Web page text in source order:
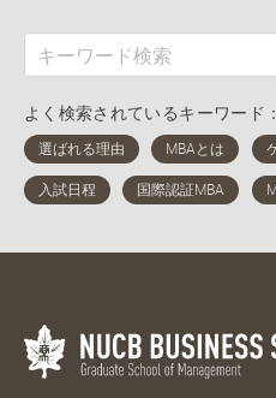
よく検索されているキーワード：